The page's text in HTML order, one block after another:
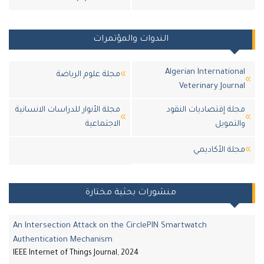
الندوات والمؤتمرات
Algerian
Veterinary
مجلة علوم الرياضة
إقتصاديات النقود
مجلة الأنوار للدراسات الانسانية
الاجتماعية
اﻷكاديمي
منشورات بحثية مختارة
An Intersection Attack on the CirclePIN Smartwatch
Authentication Mechanism
IEEE Internet of Things Journal, 2024